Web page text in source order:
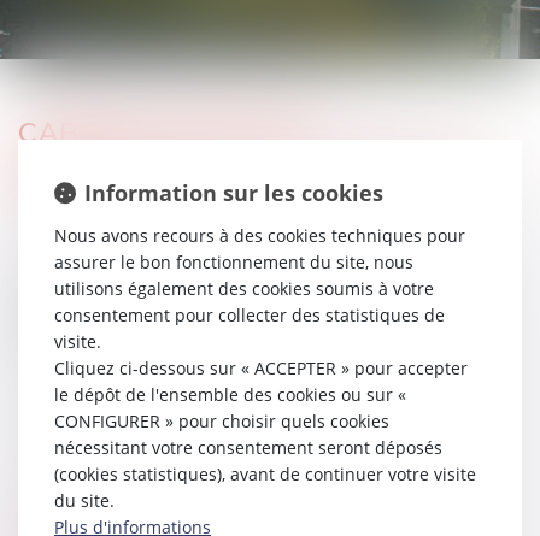
CABINET D'AVOCATS
ASSOCIÉS
2 Place Gailleton,
Espace Gailleton,
69002 LYON
Tél : 04 78 38 18 33
N° SIRET : 53837309300029
Information sur les cookies
Nous avons recours à des cookies techniques pour
assurer le bon fonctionnement du site, nous
utilisons également des cookies soumis à votre
consentement pour collecter des statistiques de
visite.
Cliquez ci-dessous sur « ACCEPTER » pour accepter
le dépôt de l'ensemble des cookies ou sur «
CONFIGURER » pour choisir quels cookies
nécessitant votre consentement seront déposés
(cookies statistiques), avant de continuer votre visite
du site.
Plus d'informations